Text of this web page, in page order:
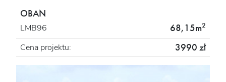
OBAN
LMB96 68,15m2
Cena projektu: 3990 zł